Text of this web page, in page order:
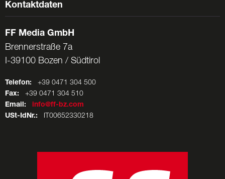
Kontaktdaten
FF Media GmbH
Brennerstraße 7a
I-39100 Bozen / Südtirol
Telefon: +39 0471 304 500
Fax: +39 0471 304 510
Email:
info@ff-bz.com
USt-IdNr.: IT00652330218